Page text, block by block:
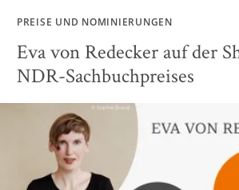
PREISE UND NOMINIERUNGEN
Eva von Redecker auf der
NDR-Sachbuchpreises